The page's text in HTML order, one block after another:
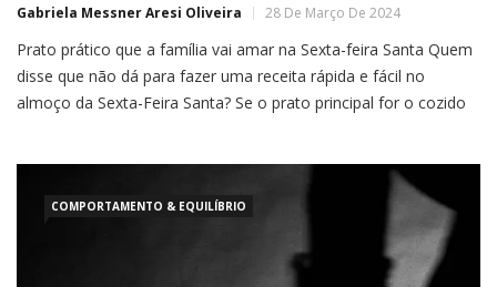
Gabriela Messner Aresi Oliveira 28 De Março De 2024
Prato prático que a família vai amar na Sexta-feira Santa Quem
disse que não dá para fazer uma receita rápida e fácil no
almoço da Sexta-Feira Santa? Se o prato principal for o cozido
COMPORTAMENTO & EQUILÍBRIO